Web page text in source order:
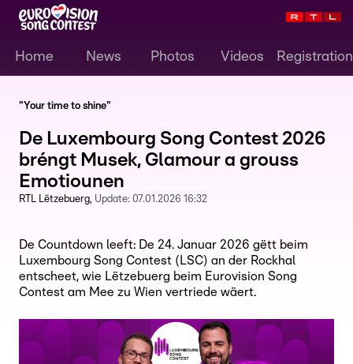
Home News Photos Videos Registration
"Your time to shine"
De Luxembourg Song Contest 2026
bréngt Musek, Glamour a grouss
Emotiounen
RTL Lëtzebuerg Update: 07.01.2026 16:32
De Countdown leeft: De 24. Januar 2026 gëtt beim
Luxembourg Song Contest (LSC) an der Rockhal
entscheet, wie Lëtzebuerg beim Eurovision Song
Contest am Mee zu Wien vertriede wäert.